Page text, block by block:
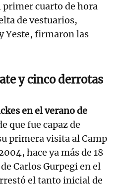
cuarto de hora
de vestuarios,
Yeste, firmaron las
y cinco derrotas
en el verano de
que fue capaz de
primera visita al Camp
hace ya más de 18
Carlos Gurpegi en el
el tanto inicial de